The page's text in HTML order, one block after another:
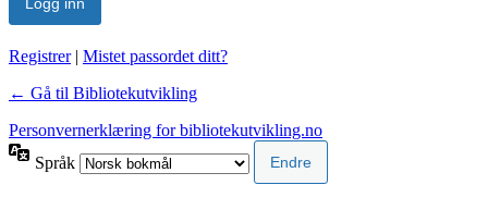
Registrer| Mistet passordet ditt?
← Gå til Bibliotekutvikling
Personvernerklæring for bibliotekutvikling.no
Språk